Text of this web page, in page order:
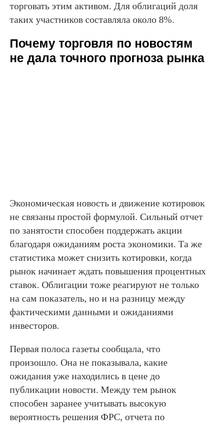
торговать этим активом. Для облигаций доля
таких участников составляла около 8%.
Почему торговля по новостям
не дала точного прогноза рынка
Экономическая новость и движение котировок
не связаны простой формулой. Сильный отчет
по занятости способен поддержать акции
благодаря ожиданиям роста экономики. Та же
статистика может снизить котировки, когда
рынок начинает ждать повышения процентных
ставок. Облигации тоже реагируют не только
на сам показатель, но и на разницу между
фактическими данными и ожиданиями
инвесторов.
Первая полоса газеты сообщала, что
произошло. Она не показывала, какие
ожидания уже находились в цене до
публикации новости. Между тем рынок
способен заранее учитывать высокую
вероятность решения ФРС, отчета по